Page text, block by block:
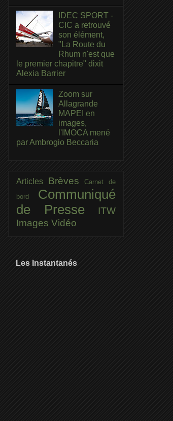
IDEC SPORT -
CIC a retrouvé
son élément,
"La Route du
Rhum n'est que
le premier chapitre" dixit
Alexia Barrier
Zoom sur
Allagrande
MAPEI en
images,
l'IMOCA mené
par Ambrogio Beccaria
Articles BrèvesCarnet de
bord Communiqué
de Presse
ITW
Images Vidéo
Les Instantanés